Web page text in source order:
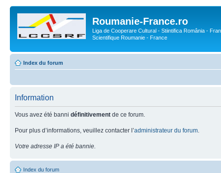
Roumanie-France.ro
Liga de Cooperare Cultural - Stiintifica România -
Scientifique Roumanie - France
Index du forum
Information
Vous avez été banni définitivement de ce forum.
Pour plus d’informations, veuillez contacter l’administrateur du forum
Votre adresse IP a été bannie.
Index du forum